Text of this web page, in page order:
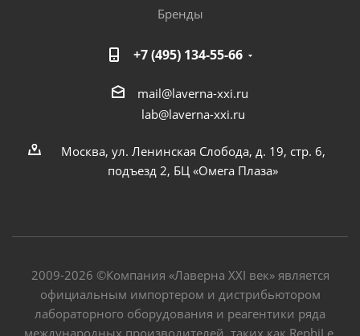
Бренды
+7 (495) 134-55-66
mail@laverna-xxi.ru
lab@laverna-xxi.ru
Москва, ул. Ленинская Слобода, д. 19, стр. 6,
подъезд 2, БЦ «Омега Плаза»
2009-2026 ©Компания «Лаверна XXI век» является
официальным импортером и дистрибьютором
лабораторного оборудования и реагентики ряда
международных производителей, таких как RephiLe,